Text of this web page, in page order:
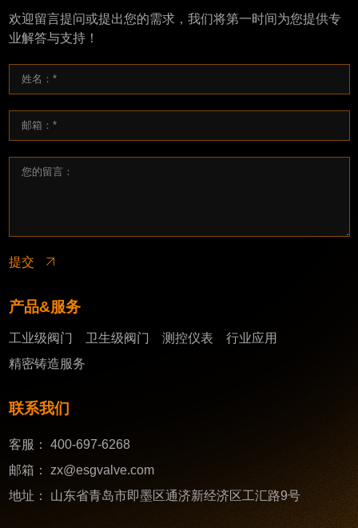
欢迎留言提问或提出您的需求，我们将第一时间为您提供专
业解答与支持！
提交
产品&服务
工业级阀门 卫生级阀门 测控仪表
行业应用
精密铸造服务
联系我们
客服：
400-697-6268
邮箱：
zx@esgvalve.com
地址：
山东省青岛市即墨区通济新经济区工汇路9号